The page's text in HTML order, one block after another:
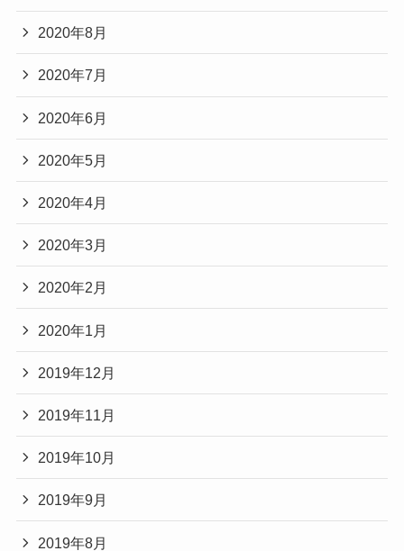
2020年8月
2020年7月
2020年6月
2020年5月
2020年4月
2020年3月
2020年2月
2020年1月
2019年12月
2019年11月
2019年10月
2019年9月
2019年8月